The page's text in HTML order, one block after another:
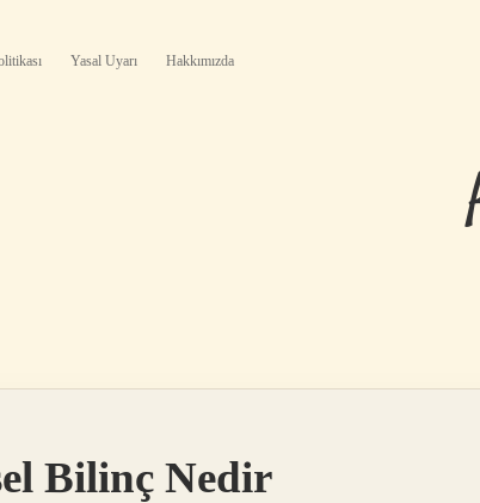
Yasal Uyarı Hakkımızda
Bilinç Nedir